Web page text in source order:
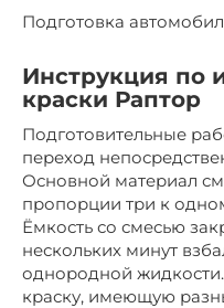
Подготовка
Инструкция по
краски Раптор
Подготовительные
переход
Основной материал
пропорции три к
Ёмкость со смесью
нескольких минут
однородной
краску, имеющую